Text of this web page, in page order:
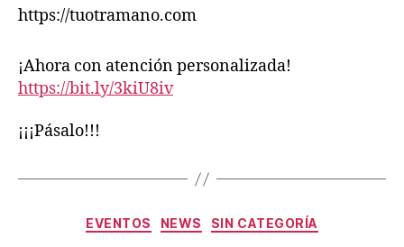
https://tuotramano.com
¡Ahora con atención personalizada!
https://bit.ly/3kiU8iv
¡¡¡Pásalo!!!
EVENTOS NEWS SIN CATEGORÍA